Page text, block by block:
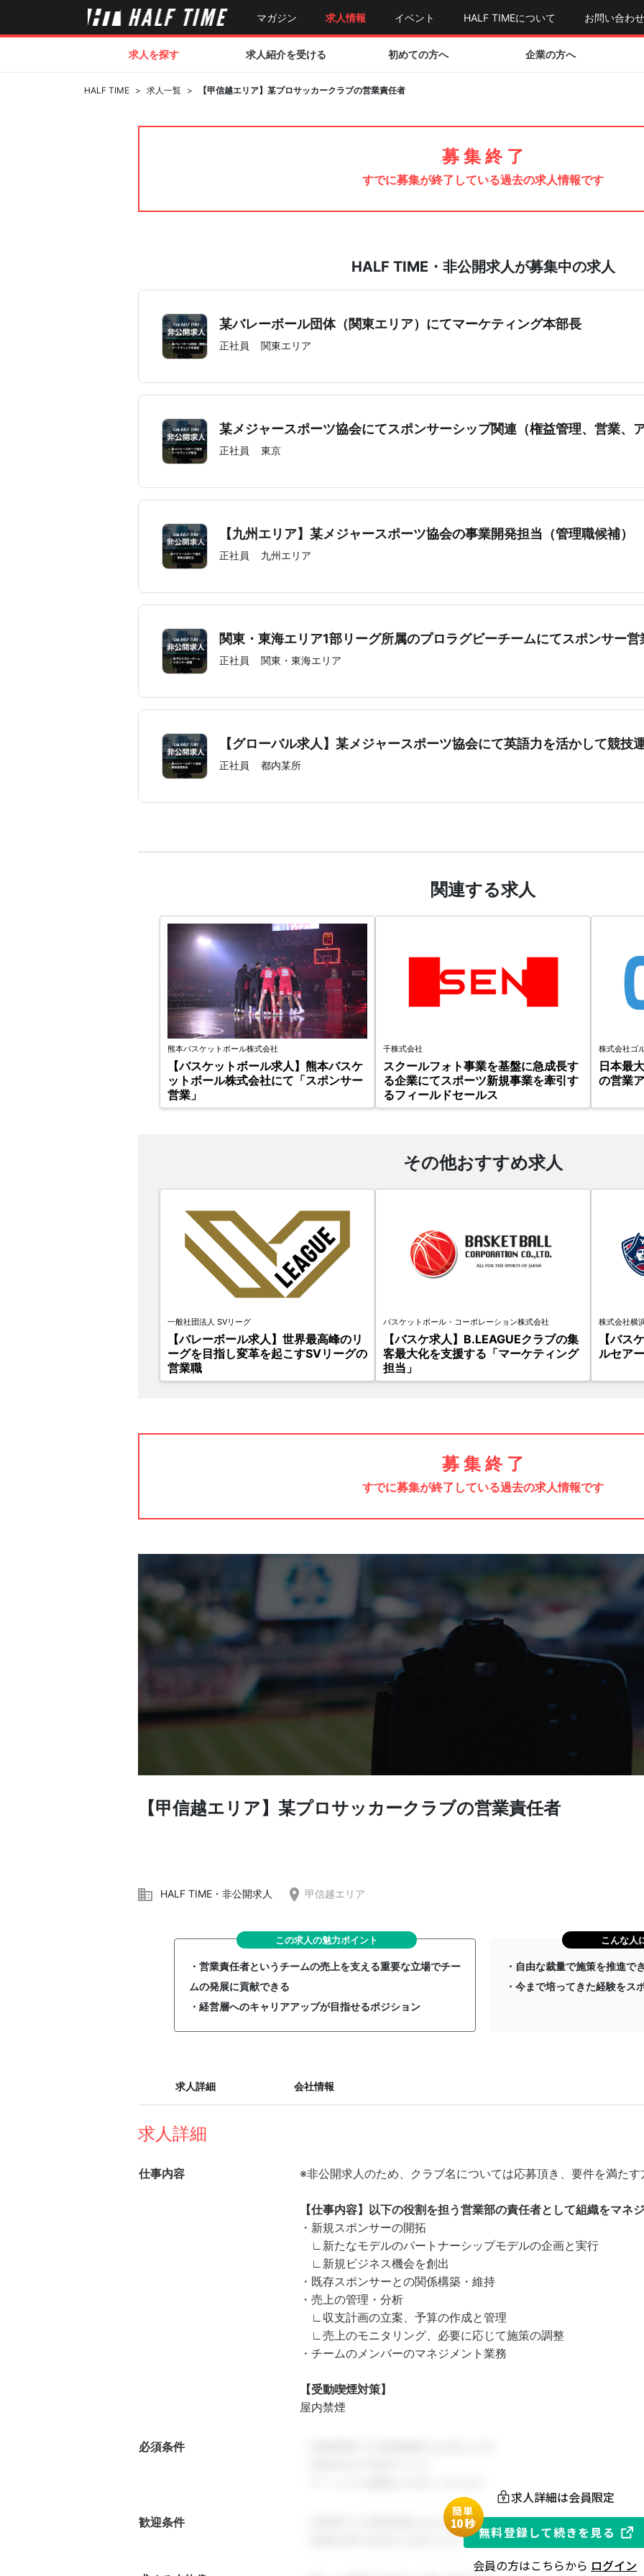
マガジン 求人情報 イベント HALF TIMEについて お問い合わせ
求人を探す 求人紹介を受ける 初めての方へ 企業の方へ
HALF TIME > 求人一覧 > 【甲信越エリア】某プロサッカークラブの営業責任者
募 集 終 了
すでに募集が終了している過去の求人情報です
HALF TIME・非公開求人が募集中の求人
某バレーボール団体（関東エリア）にてマーケティング本部長
正社員 関東エリア
某メジャースポーツ協会にてスポンサーシップ関連（権益管理、営業、
正社員 東京
【九州エリア】某メジャースポーツ協会の事業開発担当（管理職候補）
正社員 九州エリア
関東・東海エリア1部リーグ所属のプロラグビーチームにてスポンサー営
正社員 関東・東海エリア
【グローバル求人】某メジャースポーツ協会にて英語力を活かして競技
正社員 都内某所
関連する求人
熊本バスケットボール株式会社
【バスケットボール求人】熊本バスケ
ットボール株式会社にて「スポンサー
営業」
千株式会社
スクールフォト事業を基盤に急成長す
る企業にてスポーツ新規事業を牽引す
るフィールドセールス
株式会社ゴ
日本最
の営業
その他おすすめ求人
一般社団法人 SVリーグ
【バレーボール求人】世界最高峰のリ
ーグを目指し変革を起こすSVリーグの
営業職
バスケットボール・コーポレーション株式会社
【バスケ求人】B.LEAGUEクラブの集
客最大化を支援する「マーケティング
担当」
株式会社横
【バス
ルセア
募 集 終 了
すでに募集が終了している過去の求人情報です
【甲信越エリア】某プロサッカークラブの営業責任者
HALF TIME・非公開求人 甲信越エリア
この求人の魅力ポイント
・営業責任者というチームの売上を支える重要な立場でチー
ムの発展に貢献できる
・経営層へのキャリアアップが目指せるポジション
こんな人
・自由な裁量で施策を推進で
・今まで培ってきた経験をス
求人詳細 会社情報
求人詳細
仕事内容 ※非公開求人のため、クラブ名については応募頂き、要件を満た
【仕事内容】以下の役割を担う営業部の責任者として組織をマネ
・新規スポンサーの開拓
∟新たなモデルのパートナーシップモデルの企画と実行
∟新規ビジネス機会を創出
・既存スポンサーとの関係構築・維持
・売上の管理・分析
∟収支計画の立案、予算の作成と管理
∟売上のモニタリング、必要に応じて施策の調整
・チームのメンバーのマネジメント業務
【受動喫煙対策】
屋内禁煙
必須条件
歓迎条件
・同業界での就業経験がある方
・関連分野の知見をお持ちの方
求人詳細は会員限定
簡単
10秒
無料登録して続きを見る
会員の方はこちらから ログイン